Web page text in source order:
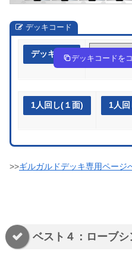
デッキコード
デッキ作成 QQLnng-
デッキコードを
1人回し(１面) 1人回
>>ギルガルドデッキ専用ページ
ベスト４：ローブシ